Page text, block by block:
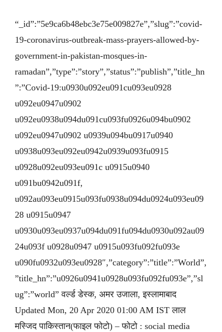
“_id”:”5e9ca6b48ebc3e75e009827e”,”slug”:”covid-
19-coronavirus-outbreak-mass-prayers-allowed-by-
government-in-pakistan-mosques-in-
ramadan”,”type”:”story”,”status”:”publish”,”title_hn
”:”Covid-19:u0930u092eu091cu093eu0928
u092eu0947u0902
u092eu0938u094du091cu093fu0926u094bu0902
u092eu0947u0902 u0939u094bu0917u0940
u0938u093eu092eu0942u0939u093fu0915
u0928u092eu093eu091c u0915u0940
u091bu0942u091f,
u092au093eu0915u093fu0938u094du0924u093eu09
28 u0915u0947
u0930u093eu0937u094du091fu094du0930u092au09
24u093f u0928u0947 u0915u093fu092fu093e
u090fu0932u093eu0928″,”category”:”title”:”World”,
”title_hn”:”u0926u0941u0928u093fu092fu093e”,”sl
ug”:”world” वर्ल्ड डेस्क, अमर उजाला, इस्लामाबाद
Updated Mon, 20 Apr 2020 01:00 AM IST लाल
मस्जिद पाकिस्तान(फाइल फोटो) – फोटो : social media